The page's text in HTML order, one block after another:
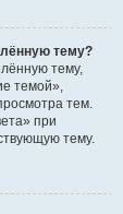
тему?
тему,
темой»,
тем.
при
тему.